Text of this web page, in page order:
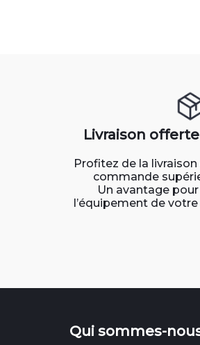
Livraison
Profitez de la
commande
Un avantage
l’équipement de
Qui sommes-